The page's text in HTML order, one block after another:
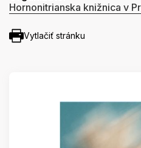
Hornonitrianska knižnica v
Vytlačiť stránku